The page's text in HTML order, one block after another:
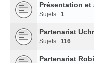
Présentation et
Sujets : 1
Partenariat
Sujets : 116
Partenariat